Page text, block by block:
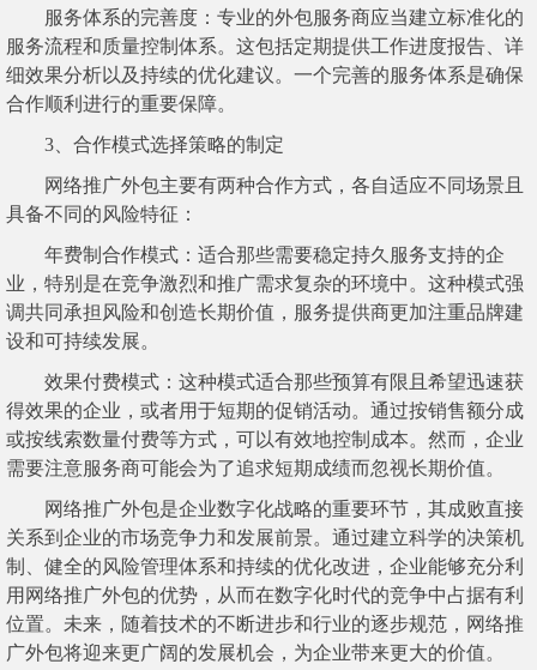
服务体系的完善度：专业的外包服务商应当建立标准化的
服务流程和质量控制体系。这包括定期提供工作进度报告、详
细效果分析以及持续的优化建议。一个完善的服务体系是确保
合作顺利进行的重要保障。
3、合作模式选择策略的制定
网络推广外包主要有两种合作方式，各自适应不同场景且
具备不同的风险特征：
年费制合作模式： 适合那些需要稳定持久服务支持的企
业，特别是在竞争激烈和推广需求复杂的环境中。这种模式强
调共同承担风险和创造长期价值，服务提供商更加注重品牌建
设和可持续发展。
效果付费模式：这种模式适合那些预算有限且希望迅速获
得效果的企业，或者用于短期的促销活动。通过按销售额分成
或按线索数量付费等方式，可以有效地控制成本。然而，企业
需要注意服务商可能会为了追求短期成绩而忽视长期价值。
网络推广外包是企业数字化战略的重要环节，其成败直接
关系到企业的市场竞争力和发展前景。通过建立科学的决策机
制、健全的风险管理体系和持续的优化改进，企业能够充分利
用网络推广外包的优势，从而在数字化时代的竞争中占据有利
位置。未来，随着技术的不断进步和行业的逐步规范，网络推
广外包将迎来更广阔的发展机会，为企业带来更大的价值。